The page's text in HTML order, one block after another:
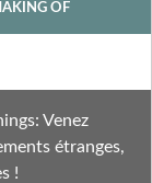
OF
Venez
étranges,
!